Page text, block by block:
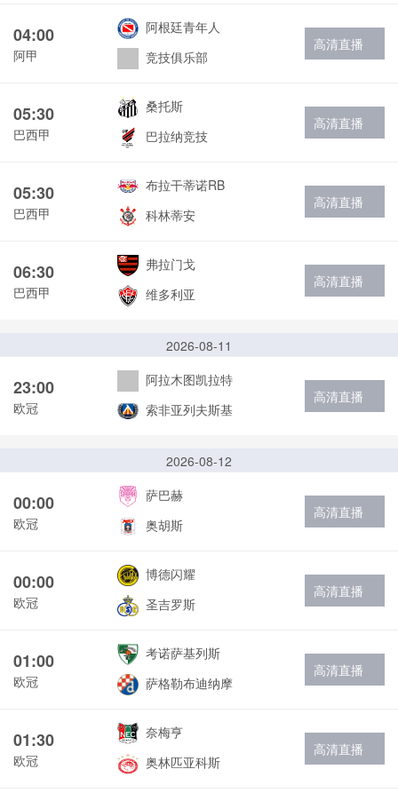
04:00
阿甲
阿根廷青年人
竞技俱乐部
高清直播
05:30
巴西甲
桑托斯
巴拉纳竞技
高清直播
05:30
巴西甲
布拉干蒂诺RB
科林蒂安
高清直播
06:30
巴西甲
弗拉门戈
维多利亚
高清直播
2026-08-11
23:00
欧冠
阿拉木图凯拉特
索非亚列夫斯基
高清直播
2026-08-12
00:00
欧冠
萨巴赫
奥胡斯
高清直播
00:00
欧冠
博德闪耀
圣吉罗斯
高清直播
01:00
欧冠
考诺萨基列斯
萨格勒布迪纳摩
高清直播
01:30
欧冠
奈梅亨
奥林匹亚科斯
高清直播